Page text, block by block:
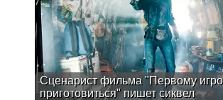
Сценарист фильма "Первому
приготовиться" пишет сиквел